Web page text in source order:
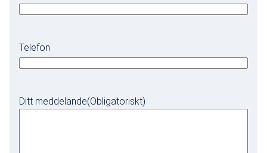
Telefon
Ditt meddelande(Obligatoriskt)